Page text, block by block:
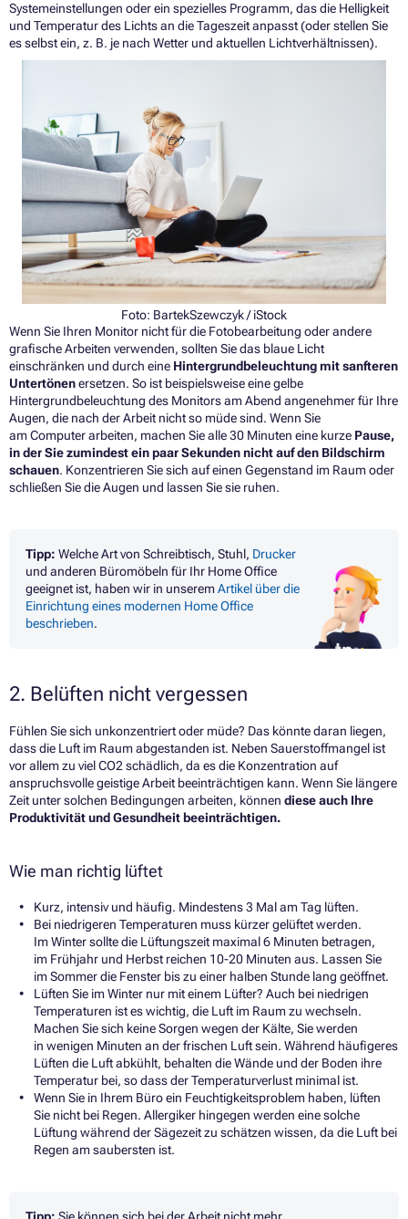
Systemeinstellungen oder ein spezielles Programm, das die Helligkeit
und Temperatur des Lichts an die Tageszeit anpasst (oder stellen Sie
es selbst ein, z. B. je nach Wetter und aktuellen Lichtverhältnissen).
Foto: BartekSzewczyk/ iStock
Wenn Sie Ihren Monitor nicht für die Fotobearbeitung oder andere
grafische Arbeiten verwenden, sollten Sie das blaue Licht
einschränken und durch eine Hintergrundbeleuchtung mit sanfteren
Untertönenersetzen. So ist beispielsweise eine gelbe
Hintergrundbeleuchtung des Monitors am Abend angenehmer für Ihre
Augen, die nach der Arbeit nicht so müde sind. Wenn Sie
am Computer arbeiten, machen Sie alle 30 Minuten eine kurze Pause,
in der Sie zumindest ein paar Sekunden nicht auf den Bildschirm
schauen. Konzentrieren Sie sich auf einen Gegenstand im Raum oder
schließen Sie die Augen und lassen Sie sie ruhen.
Tipp: Welche Art von Schreibtisch, Stuhl, Drucker
und anderen Büromöbeln für Ihr Home Office
geeignet ist, haben wir in unseremArtikel über die
Einrichtung eines modernen Home Office
beschrieben.
2. Belüften nicht vergessen
Fühlen Sie sich unkonzentriert oder müde? Das könnte daran liegen,
dass die Luft im Raum abgestanden ist. Neben Sauerstoffmangel ist
vor allem zu viel CO2 schädlich, da es die Konzentration auf
anspruchsvolle geistige Arbeit beeinträchtigen kann. Wenn Sie längere
Zeit unter solchen Bedingungen arbeiten, können diese auch Ihre
Produktivität und Gesundheit beeinträchtigen.
Wie man richtig lüftet
Kurz, intensiv und häufig. Mindestens 3 Mal am Tag lüften.
Bei niedrigeren Temperaturen muss kürzer gelüftet werden.
Im Winter sollte die Lüftungszeit maximal 6 Minuten betragen,
im Frühjahr und Herbst reichen 10-20 Minuten aus. Lassen Sie
im Sommer die Fenster bis zu einer halben Stunde lang geöffnet.
Lüften Sie im Winter nur mit einem Lüfter? Auch bei niedrigen
Temperaturen ist es wichtig, die Luft im Raum zu wechseln.
Machen Sie sich keine Sorgen wegen der Kälte, Sie werden
in wenigen Minuten an der frischen Luft sein. Während häufigeres
Lüften die Luft abkühlt, behalten die Wände und der Boden ihre
Temperatur bei, so dass der Temperaturverlust minimal ist.
Wenn Sie in Ihrem Büro ein Feuchtigkeitsproblem haben, lüften
Sie nicht bei Regen. Allergiker hingegen werden eine solche
Lüftung während der Sägezeit zu schätzen wissen, da die Luft bei
Regen am saubersten ist.